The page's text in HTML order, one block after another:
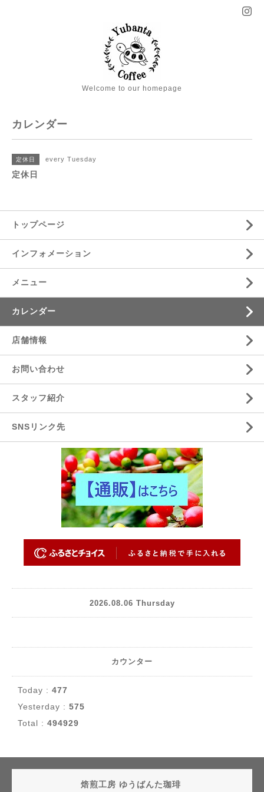
Welcome to our homepage
カレンダー
定休日 every Tuesday
定休日
トップページ
インフォメーション
メニュー
カレンダー
店舗情報
お問い合わせ
スタッフ紹介
SNSリンク先
2026.08.06 Thursday
カウンター
Today : 477
Yesterday : 575
Total : 494929
焙煎工房 ゆうばんた珈琲